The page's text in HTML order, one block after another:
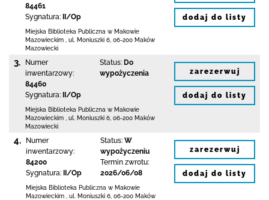
84461
Sygnatura:
II/Op
Miejska Biblioteka Publiczna w Makowie
Mazowieckim
ul. Moniuszki 6 06-200 Maków
Mazowiecki
dodaj do listy
3.
Numer
inwentarzowy:
84460
Sygnatura:
II/Op
Status: Do
wypożyczenia
Miejska Biblioteka Publiczna w Makowie
Mazowieckim
ul. Moniuszki 6 06-200 Maków
Mazowiecki
zarezerwuj
dodaj do listy
4.
Numer
inwentarzowy:
84200
Sygnatura:
II/Op
Status: W
wypożyczeniu
Termin zwrotu:
2026/06/08
Miejska Biblioteka Publiczna w Makowie
Mazowieckim
ul. Moniuszki 6 06-200 Maków
zarezerwuj
dodaj do listy